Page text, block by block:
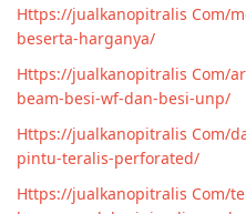
Https://jualkanopitralis Com/
beserta-harganya/
Https://jualkanopitralis Com/
beam-besi-wf-dan-besi-unp/
Https://jualkanopitralis Com/
pintu-teralis-perforated/
Https://jualkanopitralis Com/